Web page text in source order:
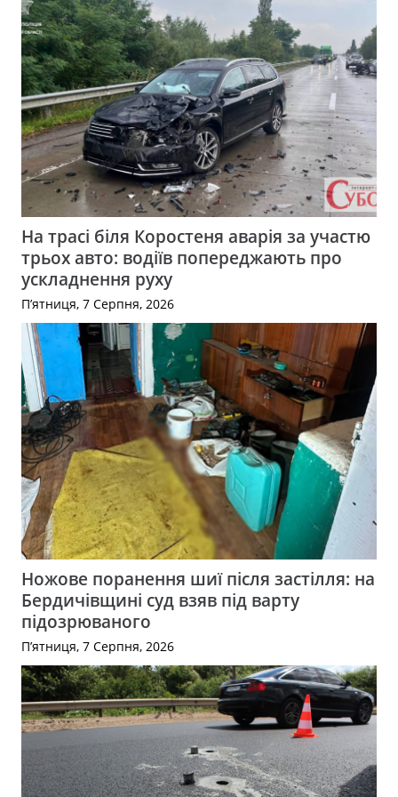
На трасі біля Коростеня аварія за участю
трьох авто: водіїв попереджають про
ускладнення руху
П’ятниця, 7 Серпня, 2026
Ножове поранення шиї після застілля: на
Бердичівщині суд взяв під варту
підозрюваного
П’ятниця, 7 Серпня, 2026